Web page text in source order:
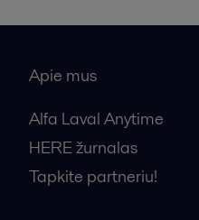
Apie mus
Alfa Laval Anytime
HERE žurnalas
Tapkite partneriu!